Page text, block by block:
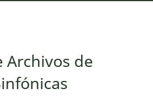
Archivos de